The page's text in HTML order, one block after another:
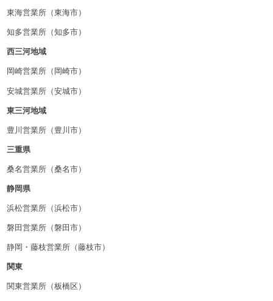
東海営業所（東海市）
知多営業所（知多市）
西三河地域
岡崎営業所（岡崎市）
安城営業所（安城市）
東三河地域
豊川営業所（豊川市）
三重県
桑名営業所（桑名市）
静岡県
浜松営業所（浜松市）
磐田営業所（磐田市）
静岡・藤枝営業所（藤枝市）
関東
関東営業所（板橋区）